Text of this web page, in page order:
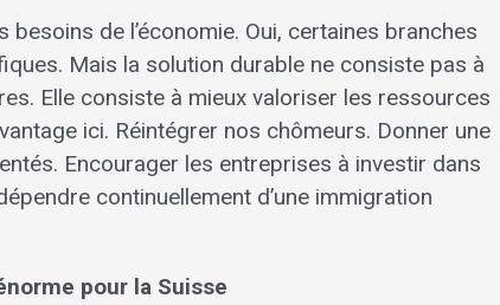
besoins de l’économie. Oui, certaines branches
Mais la solution durable ne consiste pas à
Elle consiste à mieux valoriser les ressources
ici. Réintégrer nos chômeurs. Donner une
Encourager les entreprises à investir dans
continuellement d’une immigration
pour la Suisse